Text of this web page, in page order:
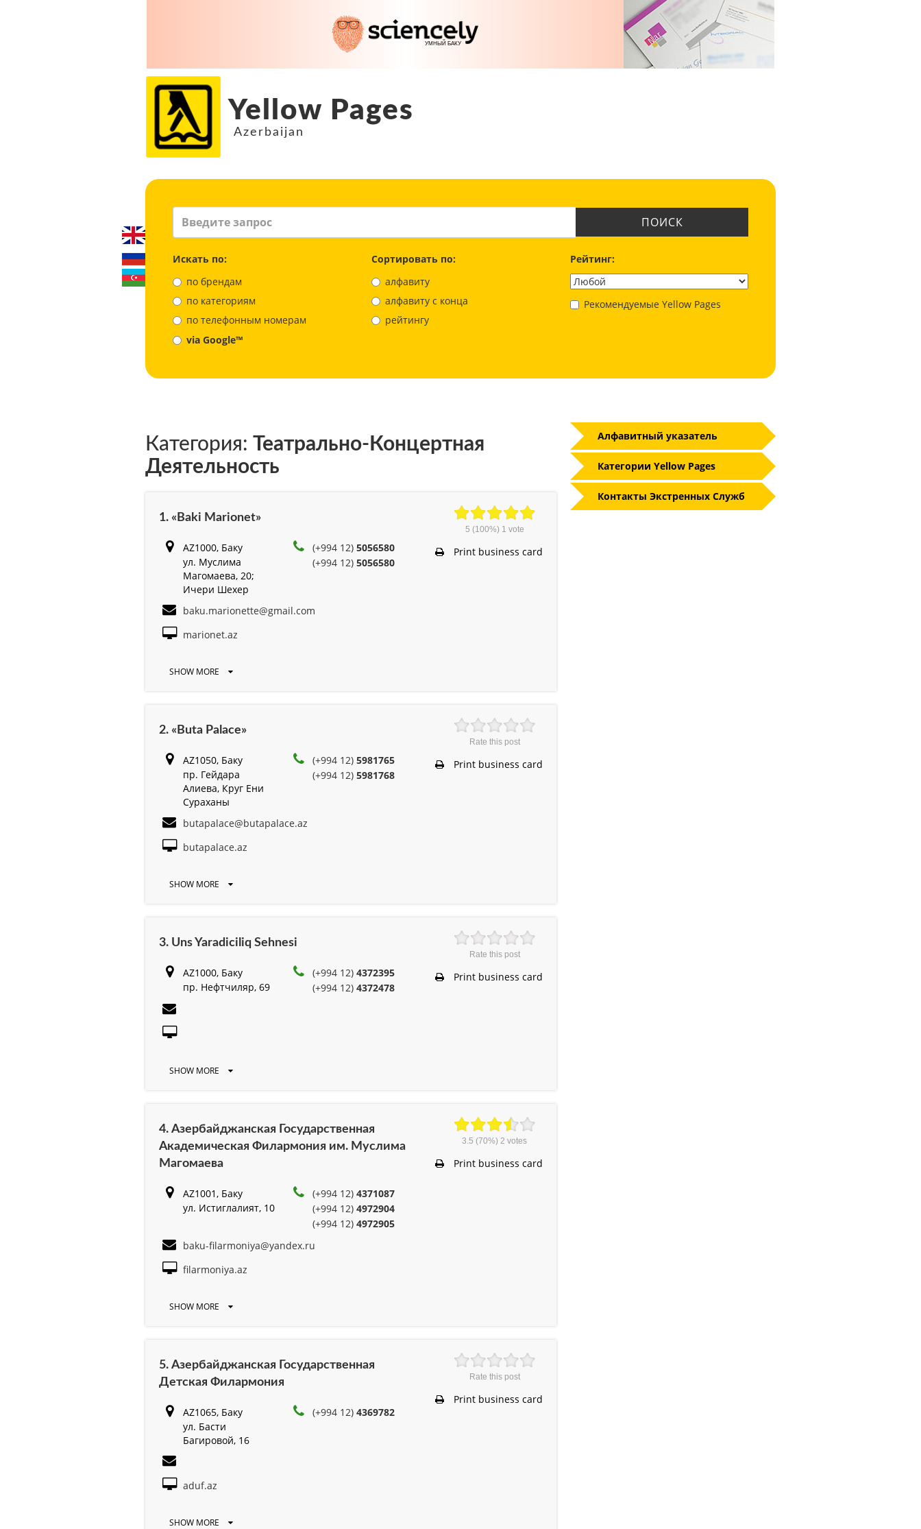
Yellow Pages
Azerbaijan
ПОИСК
Искать по:
по брендам
по категориям
по телефонным номерам
via Google™
Сортировать по:
алфавиту
aлфавиту с конца
рейтингу
Рейтинг:
Рекомендуемые Yellow Pages
Категория: Театрально-Концертная
Деятельность
1. «Baki Marionet»
AZ1000, Баку
ул. Муслима
Магомаева, 20;
Ичери Шехер
(+994 12)5056580
(+994 12)5056580
baku.marionette@gmail.com
marionet.az
SHOW MORE
5 (100%) 1 vote
Print business card
2. «Buta Palace»
AZ1050, Баку
пр. Гейдара
Алиева, Круг Ени
Сураханы
(+994 12)5981765
(+994 12)5981768
butapalace@butapalace.az
butapalace.az
SHOW MORE
Rate this post
Print business card
3. Uns Yaradiciliq Sehnesi
AZ1000, Баку
пр. Нефтчиляр, 69
(+994 12)4372395
(+994 12)4372478
SHOW MORE
Rate this post
Print business card
4. Азербайджанская Государственная
Академическая Филармония им. Муслима
Магомаева
AZ1001, Баку
ул. Истиглалият, 10
(+994 12)4371087
(+994 12)4972904
(+994 12)4972905
baku-filarmoniya@yandex.ru
filarmoniya.az
SHOW MORE
3.5 (70%) 2 votes
Print business card
5. Азербайджанская Государственная
Детская Филармония
AZ1065, Баку
ул. Басти
Багировой, 16
(+994 12)4369782
aduf.az
SHOW MORE
Rate this post
Print business card
Алфавитный указатель
Категории Yellow Pages
Контакты Экстренных Служб